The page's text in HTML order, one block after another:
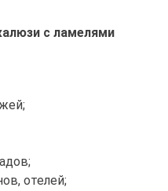
с ламелями
отелей;